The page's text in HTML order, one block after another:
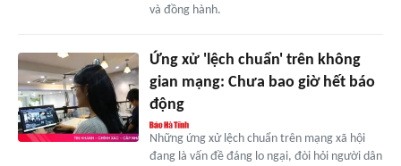
và đồng hành.
Ứng xử 'lệch chuẩn' trên không
gian mạng: Chưa bao giờ hết báo
động
Những ứng xử lệch chuẩn trên mạng xã hội
đang là vấn đề đáng lo ngại, đòi hỏi người dân